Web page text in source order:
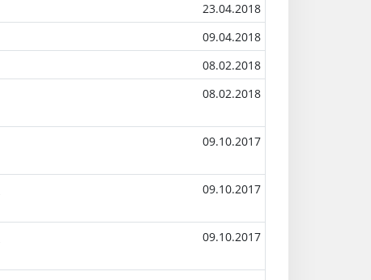
23.04.2018
09.04.2018
08.02.2018
08.02.2018
09.10.2017
09.10.2017
09.10.2017